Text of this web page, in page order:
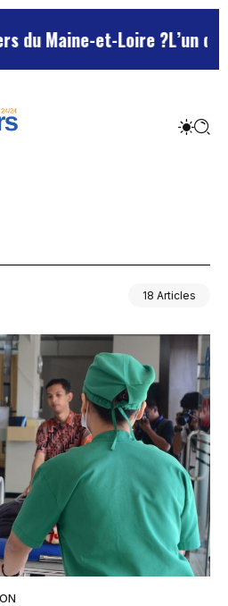
et-Loire ?L’un des
18 Articles